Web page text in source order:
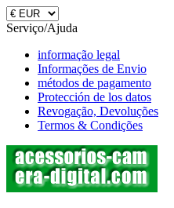
Serviço/Ajuda
informação legal
Informações de Envio
métodos de pagamento
Protección de los datos
Revogação, Devoluções
Termos & Condições